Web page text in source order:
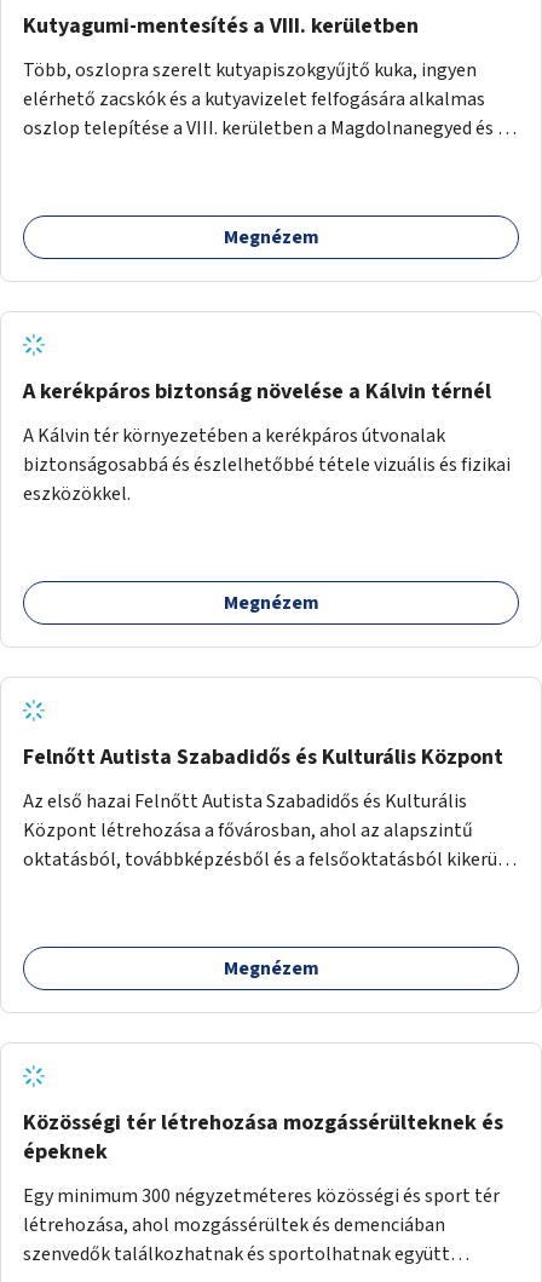
Kutyagumi-mentesítés a VIII. kerületben
Több, oszlopra szerelt kutyapiszokgyűjtő kuka, ingyen
elérhető zacskók és a kutyavizelet felfogására alkalmas
oszlop telepítése a VIII. kerületben a Magdolnanegyed és a
Megnézem
A kerékpáros biztonság növelése a Kálvin térnél
A Kálvin tér környezetében a kerékpáros útvonalak
biztonságosabbá és észlelhetőbbé tétele vizuális és fizikai
eszközökkel.
Megnézem
Felnőtt Autista Szabadidős és Kulturális Központ
Az első hazai Felnőtt Autista Szabadidős és Kulturális
Központ létrehozása a fővárosban, ahol az alapszintű
oktatásból, továbbképzésből és a felsőoktatásból kikerülő
Megnézem
Közösségi tér létrehozása mozgássérülteknek és
épeknek
Egy minimum 300 négyzetméteres közösségi és sport tér
létrehozása, ahol mozgássérültek és demenciában
szenvedők találkozhatnak és sportolhatnak együtt